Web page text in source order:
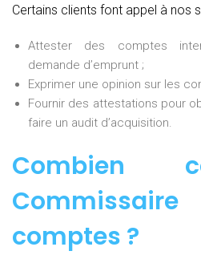
Certains clients font appel à nos
Attester des comptes
demande d’emprunt ;
Exprimer une opinion sur les
Fournir des attestations pour
faire un audit d’acquisition.
Combien
comptes ?